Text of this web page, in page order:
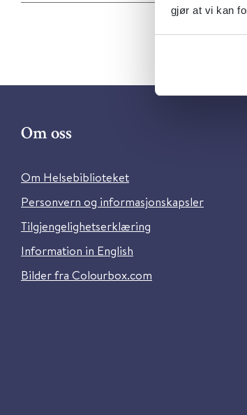
gjør at vi kan
Om oss
Om Helsebiblioteket
Personvern og informasjonskapsler
Tilgjengelighetserklæring
Information in English
Bilder fra Colourbox.com